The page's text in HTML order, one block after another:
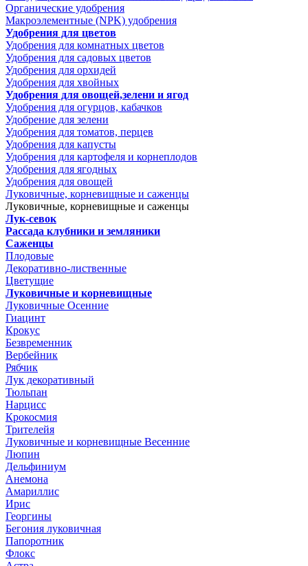
Органические удобрения
Макроэлементные (NPK) удобрения
Удобрения для цветов
Удобрения для комнатных цветов
Удобрения для садовых цветов
Удобрения для орхидей
Удобрения для хвойных
Удобрения для овощей,зелени и ягод
Удобрения для огурцов, кабачков
Удобрение для зелени
Удобрения для томатов, перцев
Удобрения для капусты
Удобрения для картофеля и корнеплодов
Удобрения для ягодных
Удобрения для овощей
Луковичные, корневищные и саженцы
Луковичные, корневищные и саженцы
Лук-севок
Рассада клубники и земляники
Саженцы
Плодовые
Декоративно-лиственные
Цветущие
Луковичные и корневищные
Луковичные Осенние
Гиацинт
Крокус
Безвременник
Вербейник
Рябчик
Лук декоративный
Тюльпан
Нарцисс
Крокосмия
Трителейя
Луковичные и корневищные Весенние
Люпин
Дельфиниум
Анемона
Амариллис
Ирис
Георгины
Бегония луковичная
Папоротник
Флокс